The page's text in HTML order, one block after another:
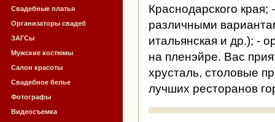
Свадебные платья
Организаторы свадеб
ЗАГСы
Мужские костюмы
Салон красоты
Свадебное белье
Фотографы
Видеосъемка
Краснодарского
различными
итальянская и др.); -
на пленэйре. Вас
хрусталь, столовые
лучших ресторанов